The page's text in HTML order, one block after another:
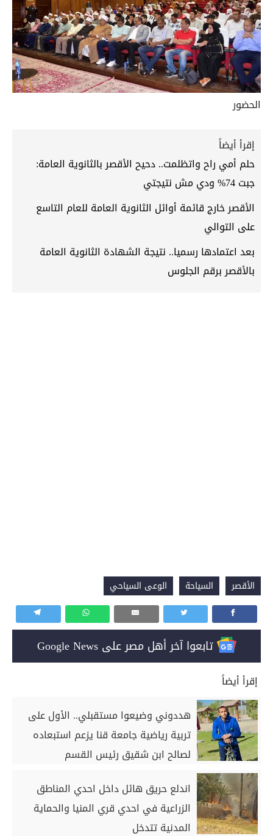
الحضور
إقرأ أيضاً
حلم أمي راح واتظلمت.. دحيح الأقصر بالثانوية العامة:
جبت 74% ودي مش نتيجتي
الأقصر خارج قائمة أوائل الثانوية العامة للعام التاسع
على التوالي
بعد اعتمادها رسميا.. نتيجة الشهادة الثانوية العامة
بالأقصر برقم الجلوس
الأقصر السياحة الوعى السياحي
تابعوا آخر أهل مصر على Google News
إقرأ أيضاً
هددوني وضيعوا مستقبلي.. الأول على
تربية رياضية جامعة قنا يزعم استبعاده
لصالح ابن شقيق رئيس القسم
اندلع حريق هائل داخل احدي المناطق
الزراعية في احدي قري المنيا والحماية
المدنية تتدخل